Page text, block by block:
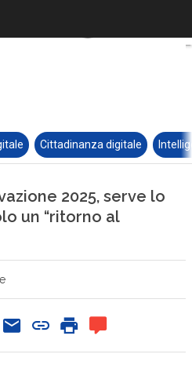
Cittadinanza digitale
2025, serve lo
un “ritorno al